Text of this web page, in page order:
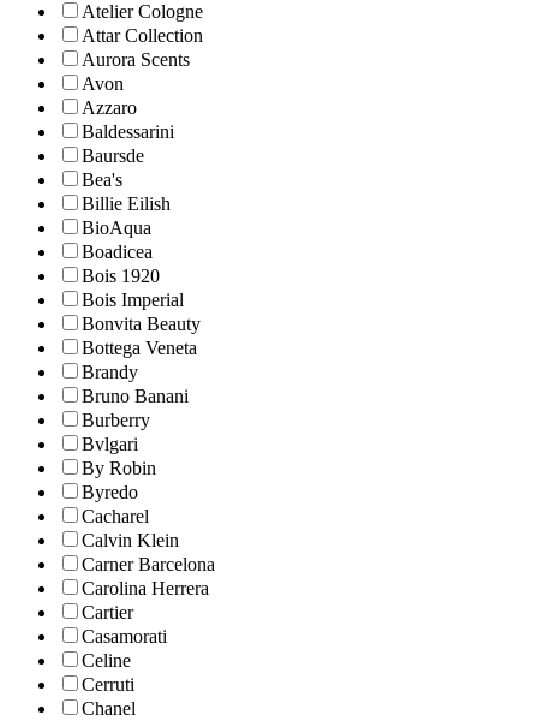
Atelier Cologne
Attar Collection
Aurora Scents
Avon
Azzaro
Baldessarini
Baursde
Bea's
Billie Eilish
BioAqua
Boadicea
Bois 1920
Bois Imperial
Bonvita Beauty
Bottega Veneta
Brandy
Bruno Banani
Burberry
Bvlgari
By Robin
Byredo
Cacharel
Calvin Klein
Carner Barcelona
Carolina Herrera
Cartier
Casamorati
Celine
Cerruti
Chanel